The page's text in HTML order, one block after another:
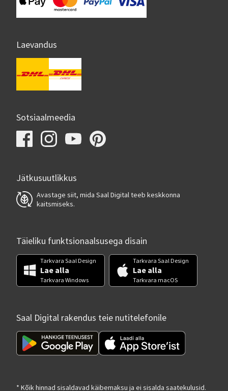
Laevandus
Sotsiaalmeedia
Jätkusuutlikkus
Avastage siit, mida Saal Digital teeb keskkonna
kaitsmiseks.
Täieliku funktsionaalsusega disain
Tarkvara Saal Design
Lae alla
Tarkvara Windows
Tarkvara Saal Design
Lae alla
Tarkvara macOS
Saal Digital rakendus teie nutitelefonile
* Kõik hinnad sisaldavad käibemaksu ja ei sisalda saatekulusid.